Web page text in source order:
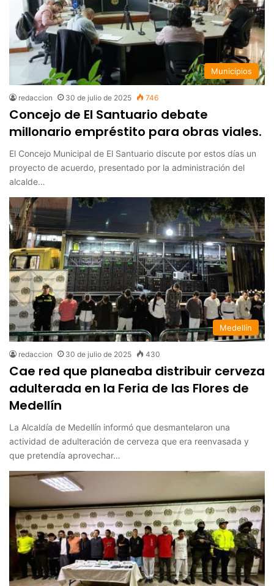
Municipios
redaccion 30 de julio de 2025 746
Concejo de El Santuario debate
millonario empréstito para obras viales.
El Concejo Municipal de El Santuario discute por estos días un
proyecto de acuerdo, presentado por la administración del
alcalde…
Medellín
redaccion 30 de julio de 2025 430
Cae red que planeaba distribuir cerveza
adulterada en la Feria de las Flores de
Medellín
La Alcaldía de Medellín informó que desmantelaron una
actividad de adulteración de cerveza que era reenvasada y
que pretendía aprovechar…